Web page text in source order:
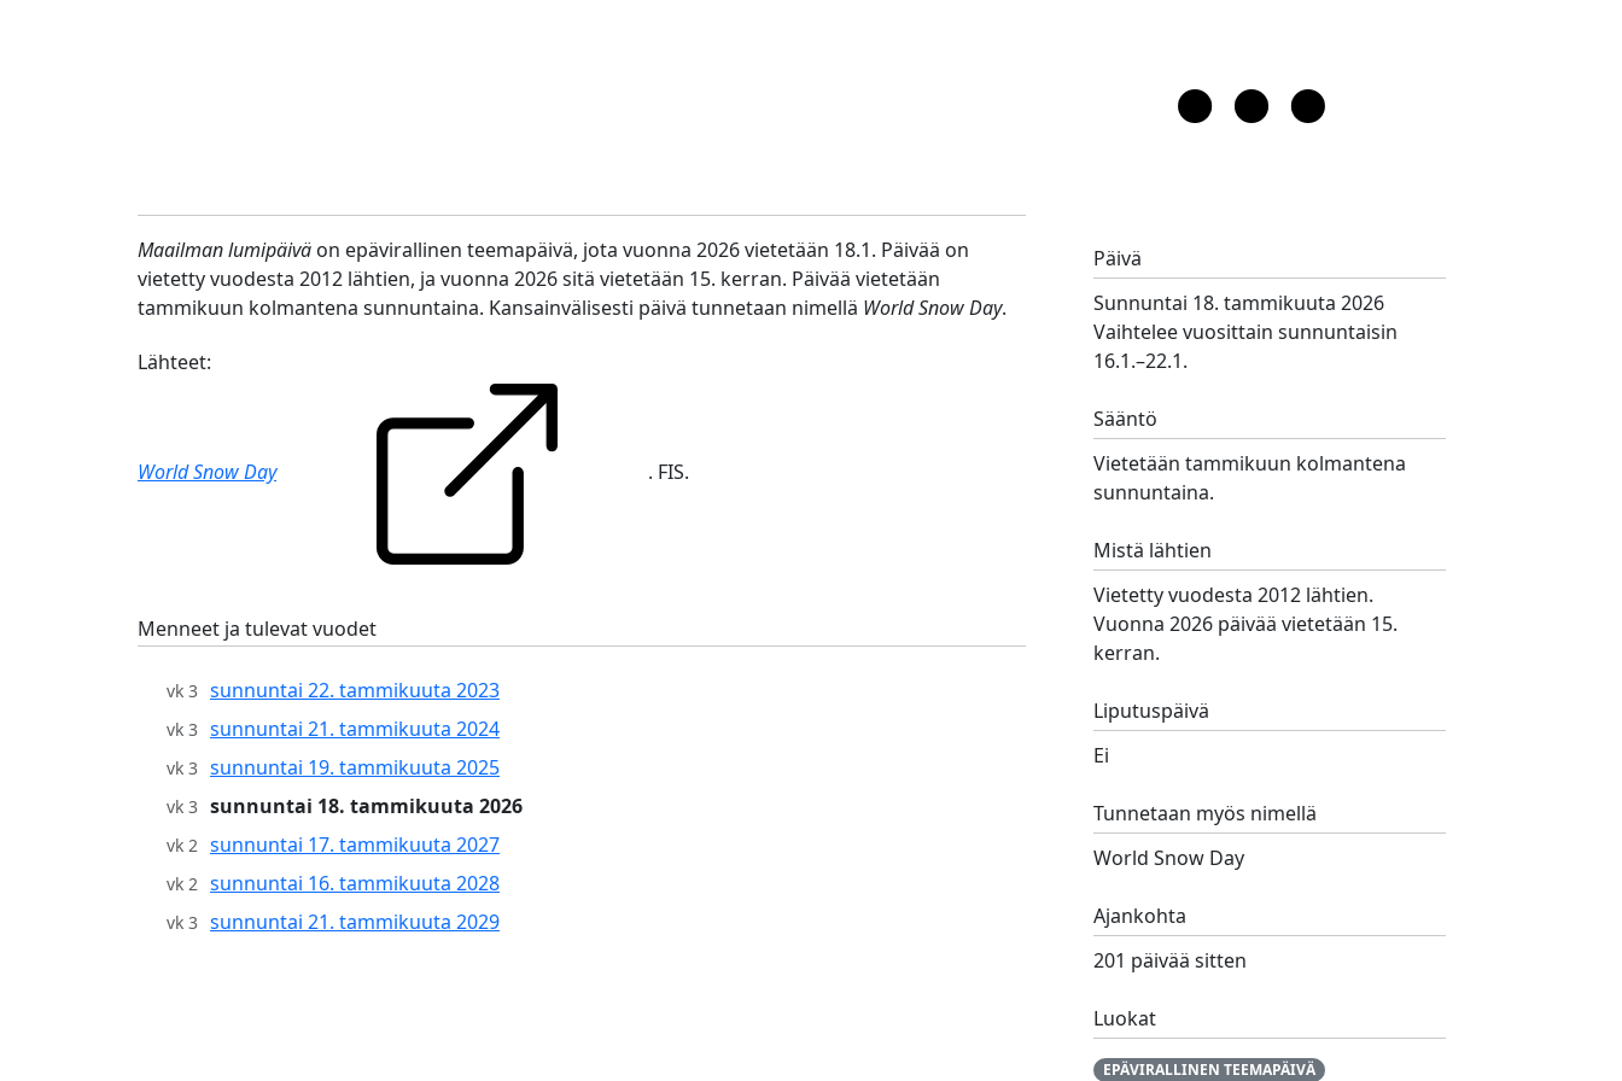
Maailman lumipäivä on epävirallinen teemapäivä, jota vuonna 2026 vietetään 18.1. Päivää on
vietetty vuodesta 2012 lähtien, ja vuonna 2026 sitä vietetään 15. kerran. Päivää vietetään
tammikuun kolmantena sunnuntaina. Kansainvälisesti päivä tunnetaan nimellä World Snow Day.
Lähteet:
World Snow Day . FIS.
Menneet ja tulevat vuodet
vk 3 sunnuntai 22. tammikuuta 2023
vk 3 sunnuntai 21. tammikuuta 2024
vk 3 sunnuntai 19. tammikuuta 2025
vk 3 sunnuntai 18. tammikuuta 2026
vk 2 sunnuntai 17. tammikuuta 2027
vk 2 sunnuntai 16. tammikuuta 2028
vk 3 sunnuntai 21. tammikuuta 2029
Päivä
Sunnuntai 18. tammikuuta 2026
Vaihtelee vuosittain sunnuntaisin
16.1.–22.1.
Sääntö
Vietetään tammikuun kolmantena
sunnuntaina.
Mistä lähtien
Vietetty vuodesta 2012 lähtien.
Vuonna 2026 päivää vietetään 15.
kerran.
Liputuspäivä
Ei
Tunnetaan myös nimellä
World Snow Day
Ajankohta
201 päivää sitten
Luokat
EPÄVIRALLINEN TEEMAPÄIVÄ